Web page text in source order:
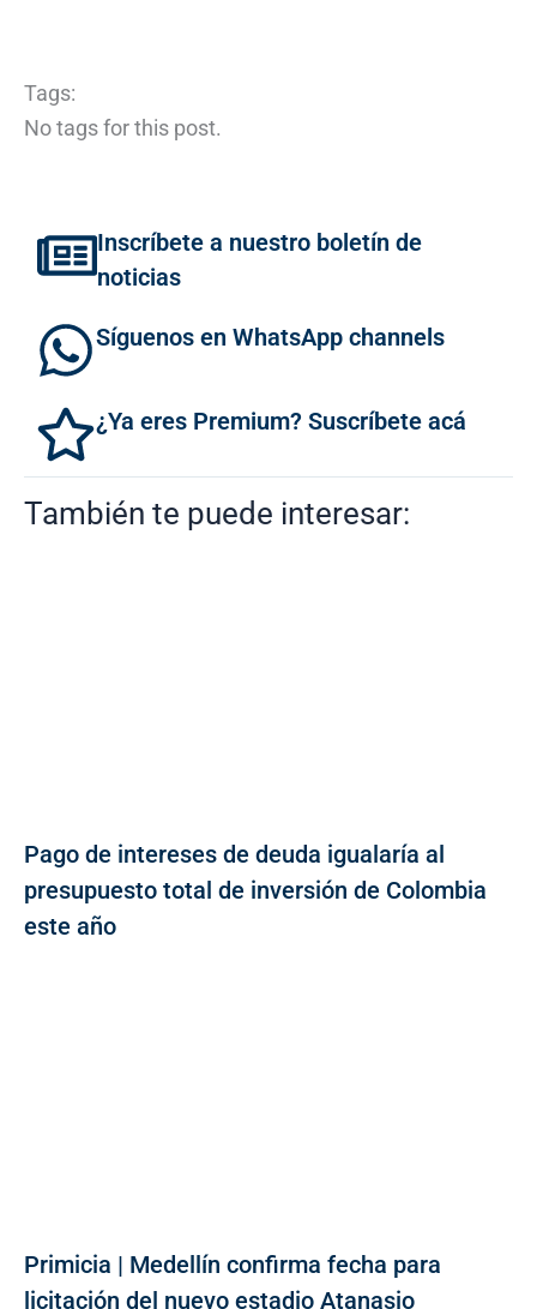
Tags:
No tags for this post.
Inscríbete a nuestro boletín de
noticias
Síguenos en WhatsApp channels
¿Ya eres Premium? Suscríbete acá
También te puede interesar:
Pago de intereses de deuda igualaría al
presupuesto total de inversión de Colombia
este año
Primicia | Medellín confirma fecha para
licitación del nuevo estadio Atanasio